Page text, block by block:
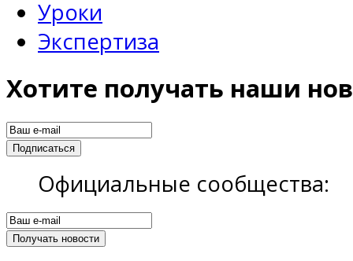
Уроки
Экспертиза
Хотите получать наши
Официальные сообщества: